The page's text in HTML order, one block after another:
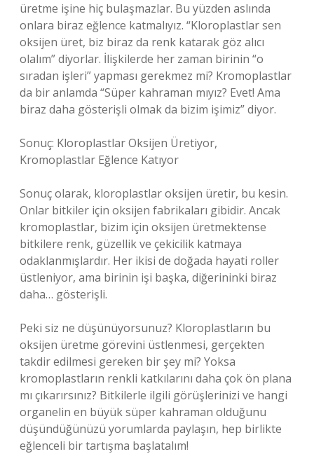
üretme işine hiç bulaşmazlar. Bu yüzden aslında
onlara biraz eğlence katmalıyız. “Kloroplastlar sen
oksijen üret, biz biraz da renk katarak göz alıcı
olalım” diyorlar. İlişkilerde her zaman birinin “o
sıradan işleri” yapması gerekmez mi? Kromoplastlar
da bir anlamda “Süper kahraman mıyız? Evet! Ama
biraz daha gösterişli olmak da bizim işimiz” diyor.
Sonuç: Kloroplastlar Oksijen Üretiyor,
Kromoplastlar Eğlence Katıyor
Sonuç olarak, kloroplastlar oksijen üretir, bu kesin.
Onlar bitkiler için oksijen fabrikaları gibidir. Ancak
kromoplastlar, bizim için oksijen üretmektense
bitkilere renk, güzellik ve çekicilik katmaya
odaklanmışlardır. Her ikisi de doğada hayati roller
üstleniyor, ama birinin işi başka, diğerininki biraz
daha… gösterişli.
Peki siz ne düşünüyorsunuz? Kloroplastların bu
oksijen üretme görevini üstlenmesi, gerçekten
takdir edilmesi gereken bir şey mi? Yoksa
kromoplastların renkli katkılarını daha çok ön plana
mı çıkarırsınız? Bitkilerle ilgili görüşlerinizi ve hangi
organelin en büyük süper kahraman olduğunu
düşündüğünüzü yorumlarda paylaşın, hep birlikte
eğlenceli bir tartışma başlatalım!